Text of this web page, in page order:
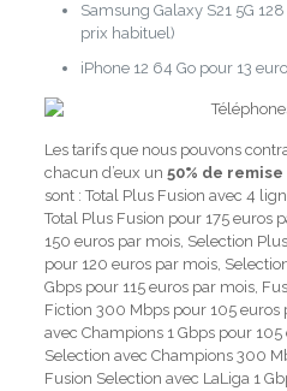
Samsung Galaxy S21 5G
prix habituel)
iPhone 12 64 Go pour 13
Les tarifs que nous pouvons
chacun d’eux un 50% de
sont : Total Plus Fusion avec 4
Total Plus Fusion pour 175 euros
150 euros par mois, Selection
pour 120 euros par mois,
Gbps pour 115 euros par mois,
Fiction 300 Mbps pour 105 euros
avec Champions 1 Gbps pour
Selection avec Champions 300
Fusion Selection avec LaLiga 1